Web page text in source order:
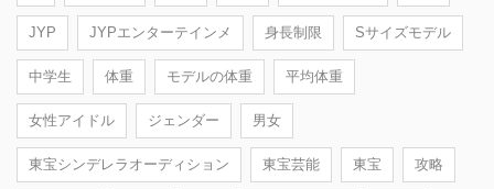
JYP JYPエンターテインメ 身長制限 Sサイズモデル
中学生 体重 モデルの体重 平均体重
女性アイドル ジェンダー 男女
東宝シンデレラオーディション 東宝芸能 東宝 攻略